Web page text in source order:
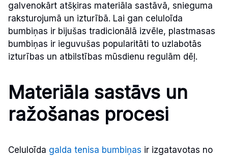
galvenokārt atšķiras materiāla sastāvā, snieguma
raksturojumā un izturībā. Lai gan celuloīda
bumbiņas ir bijušas tradicionālā izvēle, plastmasas
bumbiņas ir ieguvušas popularitāti to uzlabotās
izturības un atbilstības mūsdienu regulām dēļ.
Materiāla sastāvs un
ražošanas procesi
Celuloīda galda tenisa bumbiņas ir izgatavotas no